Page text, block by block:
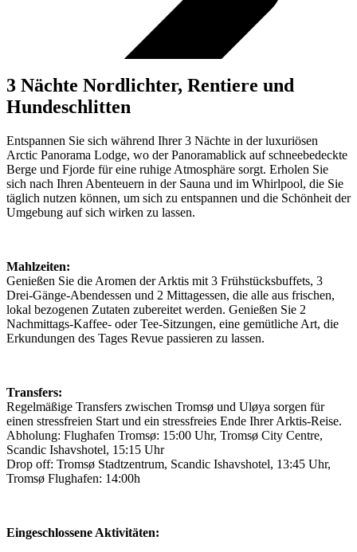
3 Nächte Nordlichter, Rentiere und
Hundeschlitten
Entspannen Sie sich während Ihrer 3 Nächte in der luxuriösen
Arctic Panorama Lodge, wo der Panoramablick auf schneebedeckte
Berge und Fjorde für eine ruhige Atmosphäre sorgt. Erholen Sie
sich nach Ihren Abenteuern in der Sauna und im Whirlpool, die Sie
täglich nutzen können, um sich zu entspannen und die Schönheit der
Umgebung auf sich wirken zu lassen.
Mahlzeiten:
Genießen Sie die Aromen der Arktis mit 3 Frühstücksbuffets, 3
Drei-Gänge-Abendessen und 2 Mittagessen, die alle aus frischen,
lokal bezogenen Zutaten zubereitet werden. Genießen Sie 2
Nachmittags-Kaffee- oder Tee-Sitzungen, eine gemütliche Art, die
Erkundungen des Tages Revue passieren zu lassen.
Transfers:
Regelmäßige Transfers zwischen Tromsø und Uløya sorgen für
einen stressfreien Start und ein stressfreies Ende Ihrer Arktis-Reise.
Abholung: Flughafen Tromsø: 15:00 Uhr, Tromsø City Centre,
Scandic Ishavshotel, 15:15 Uhr
Drop off: Tromsø Stadtzentrum, Scandic Ishavshotel, 13:45 Uhr,
Tromsø Flughafen: 14:00h
Eingeschlossene Aktivitäten: